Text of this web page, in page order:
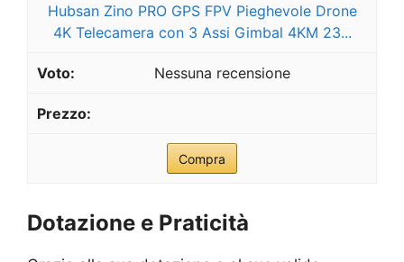
Hubsan Zino PRO GPS FPV Pieghevole Drone
4K Telecamera con 3 Assi Gimbal 4KM 23...
Nessuna recensione
Compra
Dotazione e Praticità